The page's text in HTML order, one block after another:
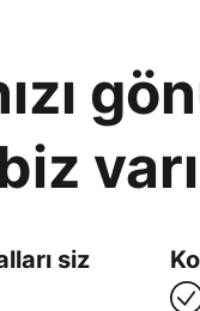
siz